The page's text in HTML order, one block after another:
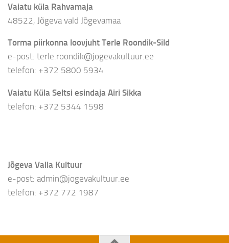
Vaiatu küla Rahvamaja
48522, Jõgeva vald Jõgevamaa
Torma piirkonna loovjuht Terle Roondik-Sild
e-post: terle.roondik@jogevakultuur.ee
telefon: +372 5800 5934
Vaiatu Küla Seltsi esindaja Airi Sikka
telefon: +372 5344 1598
Jõgeva Valla Kultuur
e-post: admin@jogevakultuur.ee
telefon: +372 772 1987